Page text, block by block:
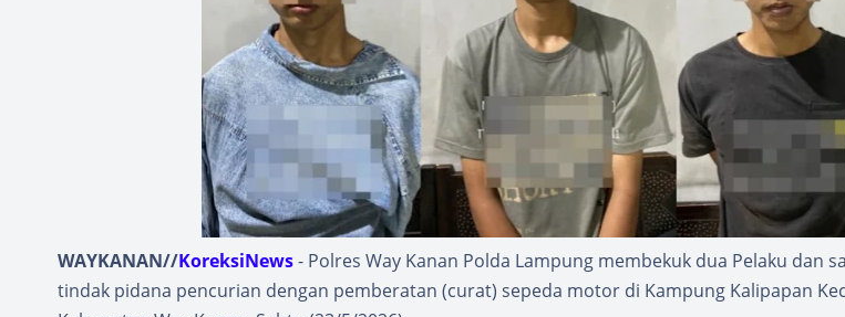
WAYKANAN//KoreksiNews- Polres Way Kanan Polda Lampung membekuk dua Pelaku dan
tindak pidana pencurian dengan pemberatan (curat) sepeda motor di Kampung Kalipapan